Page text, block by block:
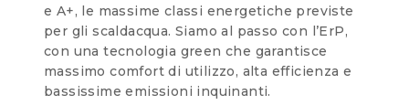
e A+, le massime classi energetiche previste
per gli scaldacqua. Siamo al passo con l’ErP,
con una tecnologia green che garantisce
massimo comfort di utilizzo, alta efficienza e
bassissime emissioni inquinanti.